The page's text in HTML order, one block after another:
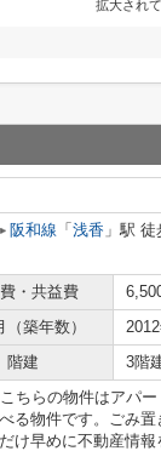
拡大され
阪和線 「 浅香 」駅 徒
・共益費
（築年数）
階建 3階
ちらの物件はアパ
る物件です。ごみ置
け早めに不動産情